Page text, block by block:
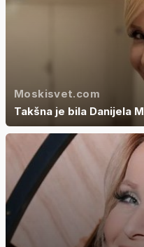
Moskisvet.com
Takšna je bila Danijela